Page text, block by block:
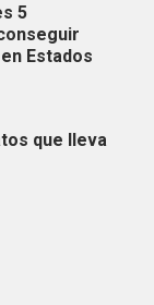
5
Estados
que lleva